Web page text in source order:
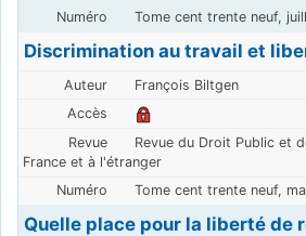
Tome cent trente neuf,
Discrimination au travail et
François Biltgen
Revue du Droit Public et
France et à l'étranger
Tome cent trente neuf,
Quelle place pour la liberté de